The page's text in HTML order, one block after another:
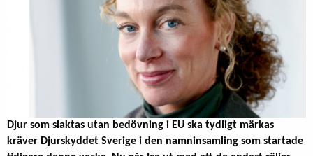
Djur som slaktas utan bedövning i EU ska tydligt märkas
kräver Djurskyddet Sverige i den namninsamling som startade